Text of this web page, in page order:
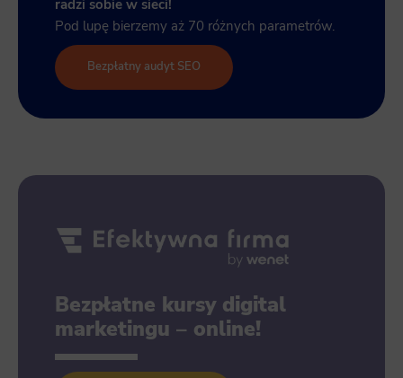
radzi sobie w sieci!
Pod lupę bierzemy aż 70 różnych parametrów.
Bezpłatny audyt SEO
Bezpłatne kursy digital
marketingu – online!